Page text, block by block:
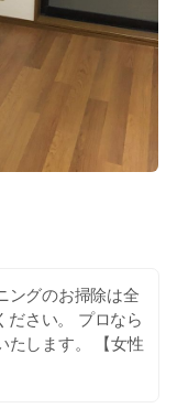
ングのお掃除は全
ださい。 プロなら
たします。 【女性